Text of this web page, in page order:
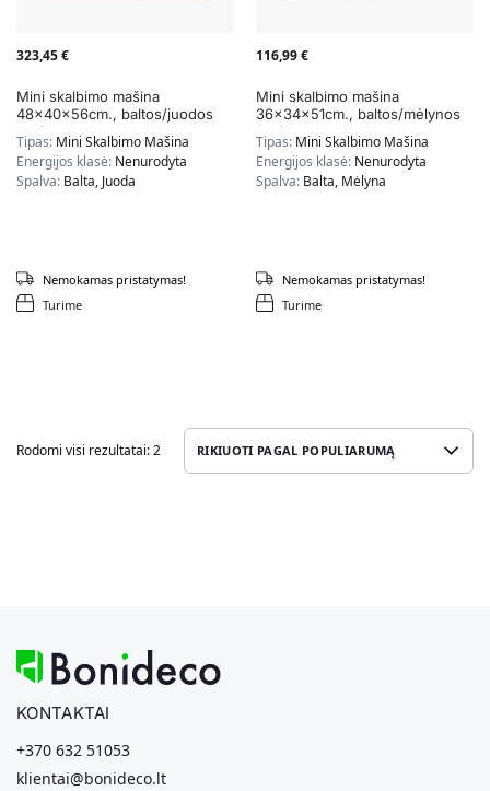
323,45€
Mini skalbimo mašina
48x40x56cm., baltos/juodos
spalvos
Tipas: Mini Skalbimo Mašina
Energijos klasė: Nenurodyta
Spalva: Balta, Juoda
Turime
Nemokamas pristatymas!
116,99€
Mini skalbimo mašina
36x34x51cm., baltos/mėlynos
spalvos
Tipas: Mini Skalbimo Mašina
Energijos klasė: Nenurodyta
Spalva: Balta, Mėlyna
Turime
Nemokamas pristatymas!
Rodomi visi rezultatai: 2
KONTAKTAI
+370 632 51053
klientai@bonideco.lt